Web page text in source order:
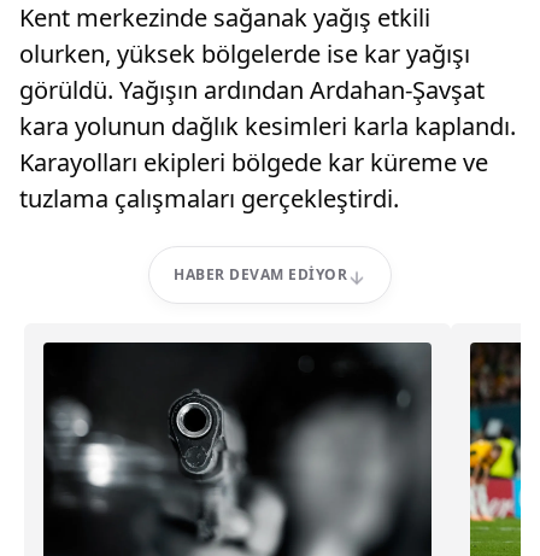
Kent merkezinde sağanak yağış etkili
olurken, yüksek bölgelerde ise kar yağışı
görüldü. Yağışın ardından Ardahan-Şavşat
kara yolunun dağlık kesimleri karla kaplandı.
Karayolları ekipleri bölgede kar küreme ve
tuzlama çalışmaları gerçekleştirdi.
HABER DEVAM EDIYOR